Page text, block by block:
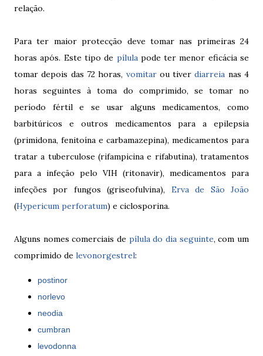
relação.
Para ter maior protecção deve tomar nas primeiras 24
horas após. Este tipo de pílulapode ter menor eficácia se
tomar depois das 72 horas, vomitarou tiverdiarreia nas 4
horas seguintes à toma do comprimido, se tomar no
período fértil e se usar alguns medicamentos, como
barbitúricos e outros medicamentos para a epilepsia
(primidona, fenitoína e carbamazepina), medicamentos para
tratar a tuberculose (rifampicina e rifabutina), tratamentos
para a infeção pelo VIH (ritonavir), medicamentos para
infeções por fungos (griseofulvina), Erva de São João
(Hypericum perforatum) e ciclosporina.
Alguns nomes comerciais de pílula do dia seguinte, com um
comprimido de levonorgestrel:
postinor
norlevo
neodia
cumbran
levodonna